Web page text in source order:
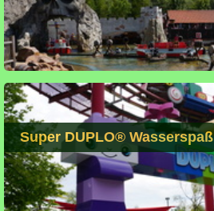
Super DUPLO® Wasserspaß